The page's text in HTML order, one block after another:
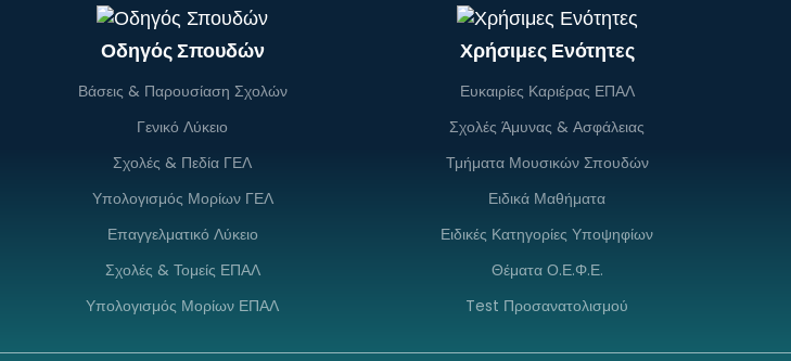
Οδηγός Σπουδών
Βάσεις & Παρουσίαση Σχολών
Γενικό Λύκειο
Σχολές & Πεδία ΓΕΛ
Υπολογισμός Μορίων ΓΕΛ
Επαγγελματικό Λύκειο
Σχολές & Τομείς ΕΠΑΛ
Υπολογισμός Μορίων ΕΠΑΛ
Χρήσιμες Ενότητες
Ευκαιρίες Καριέρας ΕΠΑΛ
Σχολές Άμυνας & Ασφάλειας
Τμήματα Μουσικών Σπουδών
Ειδικά Μαθήματα
Ειδικές Κατηγορίες Υποψηφίων
Θέματα Ο.Ε.Φ.Ε.
Test Προσανατολισμού